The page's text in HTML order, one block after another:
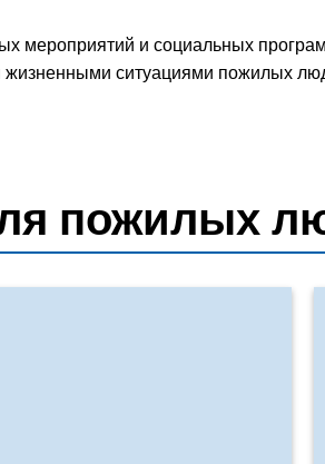
мероприятий и социальных
ситуациями пожилых
пожилых